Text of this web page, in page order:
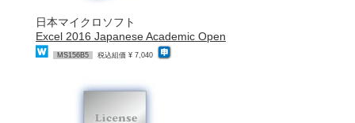
日本マイクロソフト
Excel 2016 Japanese Academic Open
MS156B5 税込組価 ¥ 7,040